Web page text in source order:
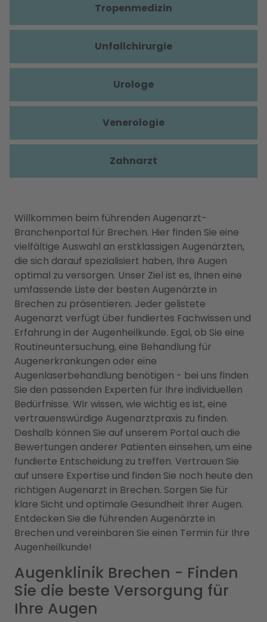
Willkommen beim führenden Augenarzt-
Branchenportal für Brechen. Hier finden Sie eine
vielfältige Auswahl an erstklassigen Augenärzten,
die sich darauf spezialisiert haben, Ihre Augen
optimal zu versorgen. Unser Ziel ist es, Ihnen eine
umfassende Liste der besten Augenärzte in
Brechen zu präsentieren. Jeder gelistete
Augenarzt verfügt über fundiertes Fachwissen und
Erfahrung in der Augenheilkunde. Egal, ob Sie eine
Routineuntersuchung, eine Behandlung für
Augenerkrankungen oder eine
Augenlaserbehandlung benötigen - bei uns finden
Sie den passenden Experten für Ihre individuellen
Bedürfnisse. Wir wissen, wie wichtig es ist, eine
vertrauenswürdige Augenarztpraxis zu finden.
Deshalb können Sie auf unserem Portal auch die
Bewertungen anderer Patienten einsehen, um eine
fundierte Entscheidung zu treffen. Vertrauen Sie
auf unsere Expertise und finden Sie noch heute den
richtigen Augenarzt in Brechen. Sorgen Sie für
klare Sicht und optimale Gesundheit Ihrer Augen.
Entdecken Sie die führenden Augenärzte in
Brechen und vereinbaren Sie einen Termin für Ihre
Augenheilkunde!
Augenklinik Brechen - Finden
Sie die beste Versorgung für
Ihre Augen
Tropenmedizin
Unfallchirurgie
Urologe
Venerologie
Zahnarzt